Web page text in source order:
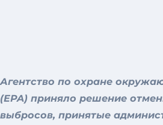
Агентство по охране
(EPA) приняло решение
выбросов, принятые